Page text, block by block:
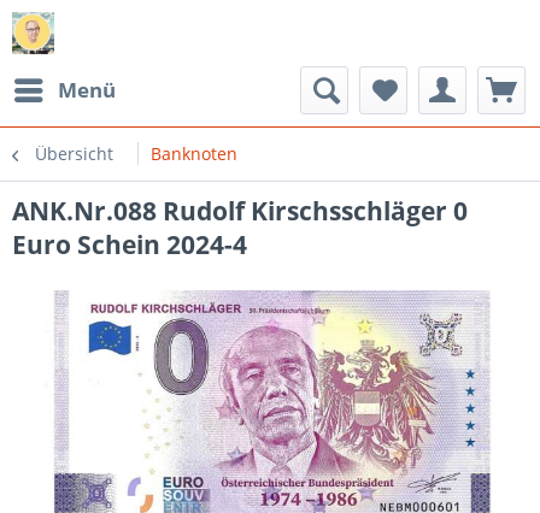
Menü
Übersicht Banknoten
ANK.Nr.088 Rudolf Kirschsschläger 0
Euro Schein 2024-4